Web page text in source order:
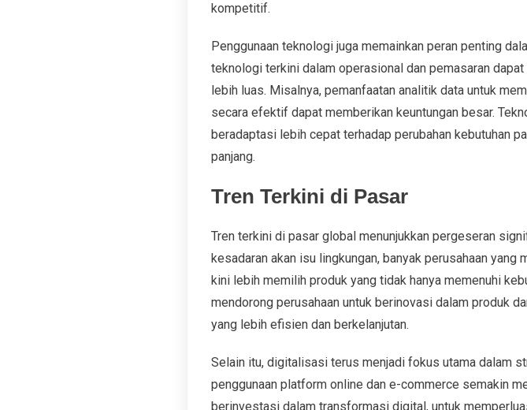
kompetitif.
Penggunaan teknologi juga memainkan peran penting
teknologi terkini dalam operasional dan pemasaran
lebih luas. Misalnya, pemanfaatan analitik data untuk
secara efektif dapat memberikan keuntungan besar.
beradaptasi lebih cepat terhadap perubahan kebutuhan
panjang.
Tren Terkini di Pasar
Tren terkini di pasar global menunjukkan pergeseran
kesadaran akan isu lingkungan, banyak perusahaan
kini lebih memilih produk yang tidak hanya memenuhi
mendorong perusahaan untuk berinovasi dalam produk
yang lebih efisien dan berkelanjutan.
Selain itu, digitalisasi terus menjadi fokus utama dalam
penggunaan platform online dan e-commerce semakin
berinvestasi dalam transformasi digital, untuk